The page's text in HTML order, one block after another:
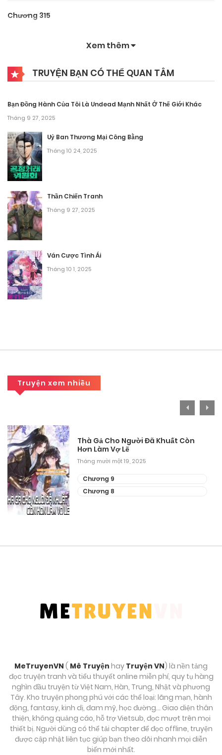
Chương 315
Tháng 10 2, 2025
Tháng 10 2, 2025
Chương 312
Tháng 9 27, 2025
Chương 311
Tháng 9 27, 2025
Chương 310
Tháng 9 27, 2025
Chương 309
Tháng 9 20, 2025
Chương 308
Chương 306
Chương 305
Tháng 9 20, 2025
Chương 304
Tháng 9 20, 2025
Chương 303
Tháng 9 20, 2025
Chương 299
Tháng 9 20, 2025
Chương 298
Tháng 9 20, 2025
Xem thêm
TRUYỆN BẠN CÓ THỂ QUAN TÂM
Bạn Đồng Hành Của Tôi Là Undead Mạnh Nhất Ở Thế Giới Khác
Tháng 9 27, 2025
Uỷ Ban Thương Mại Công Bằng
Tháng 10 24, 2025
Thần Chiến Tranh
Tháng 9 27, 2025
Ván Cược Tình Ái
Tháng 10 1, 2025
Truyện xem nhiều
Thà Gả Cho Người Đã Khuất Còn
Hơn Làm Vợ Lẽ
Tháng mười một 19, 2025
Chương 9
Chương 8
MeTruyenVN ( Mê Truyện hay Truyện VN) là nền tảng
đọc truyện tranh và tiểu thuyết online miễn phí, quy tụ hàng
nghìn đầu truyện từ Việt Nam, Hàn, Trung, Nhật và phương
Tây. Kho truyện phong phú với các thể loại: lãng mạn, hành
động, fantasy, kinh dị, đam mỹ, học đường… Giao diện thân
thiện, không quảng cáo, hỗ trợ Vietsub, đọc mượt trên mọi
thiết bị. Người dùng có thể tải chapter để đọc offline, truyện
được cập nhật liên tục giúp bạn theo dõi nhanh mọi diễn
biến mới nhất.